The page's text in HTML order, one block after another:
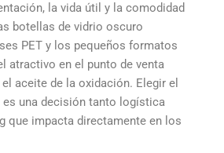
la vida útil y la comodidad
botellas de vidrio oscuro
PET y los pequeños formatos
atractivo en el punto de venta
aceite de la oxidación. Elegir el
una decisión tanto logística
que impacta directamente en los